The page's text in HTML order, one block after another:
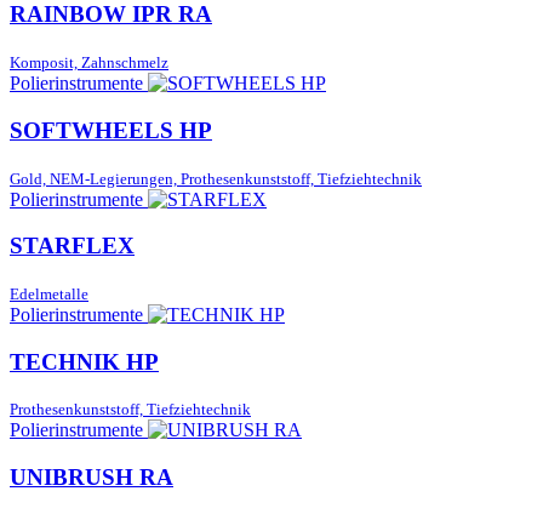
RAINBOW IPR RA
Komposit, Zahnschmelz
Polierinstrumente
SOFTWHEELS HP
Gold, NEM-Legierungen, Prothesenkunststoff, Tiefziehtechnik
Polierinstrumente
STARFLEX
Edelmetalle
Polierinstrumente
TECHNIK HP
Prothesenkunststoff, Tiefziehtechnik
Polierinstrumente
UNIBRUSH RA